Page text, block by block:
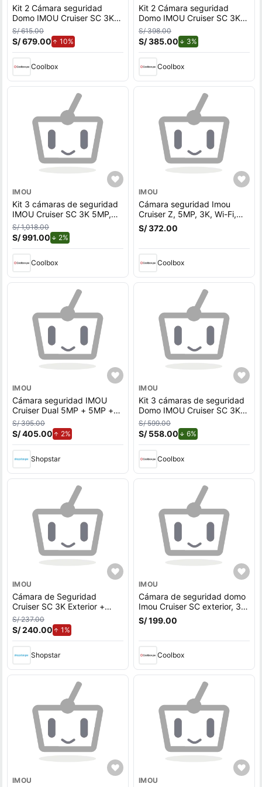
Kit 2 Cámara seguridad
Domo IMOU Cruiser SC 3K
5MP + Micro SD 128GB
360° Exterior - Blanco
S/ 615.00
S/ 679.00 10%
Coolbox
Kit 2 Cámara seguridad
Domo IMOU Cruiser SC 3K
5MP 360° Exterior - Blanco
S/ 398.00
S/ 385.00 3%de descuento.
Coolbox
IMOU
Kit 3 cámaras de seguridad
IMOU Cruiser SC 3K 5MP,
360° exterior, con Micro SD
128GB, blanco
S/ 1,018.00
S/ 991.00 2%
Coolbox
IMOU
Cámara seguridad Imou
Cruiser Z, 5MP, 3K, Wi-Fi,
exterior, doble lente, blanco
+ Micro SD 128GB
S/ 372.00
Coolbox
IMOU
Cámara seguridad IMOU
Cruiser Dual 5MP + 5MP +
Micro SD 128GB 360°
Externa Full color
S/ 395.00
S/ 405.00 2%
Shopstar
IMOU
Kit 3 cámaras de seguridad
Domo IMOU Cruiser SC 3K
5MP, exterior IP66, visión
nocturna, blanco
S/ 599.00
S/ 558.00 6%de descuento.
Coolbox
IMOU
Cámara de Seguridad
Cruiser SC 3K Exterior +
Micro SD 64GB 360° con
Detección de Movimiento
IP66
S/ 237.00
S/ 240.00 1%
Shopstar
IMOU
Cámara de seguridad domo
Imou Cruiser SC exterior, 3K
5MP, Wi-Fi, visión nocturna
hasta 30 m, rotativa 360°,
S/ 199.00
Coolbox
IMOU IMOU